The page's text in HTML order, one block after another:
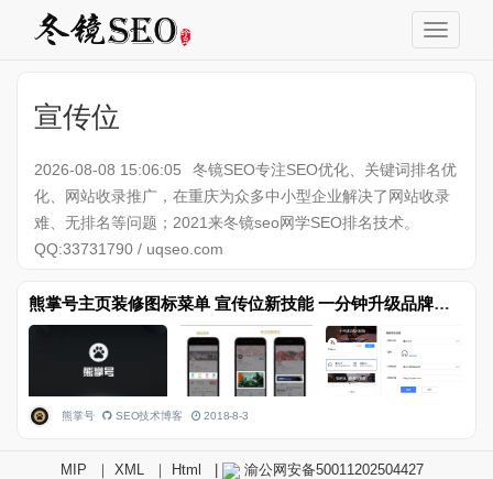
宣传位
2026-08-08 15:06:05
冬镜SEO专注SEO优化、关键词排名优
化、网站收录推广，在重庆为众多中小型企业解决了网站收录
难、无排名等问题；2021来冬镜seo网学SEO排名技术。
QQ:33731790 / uqseo.com
熊掌号主页装修图标菜单 宣传位新技能 一分钟升级品牌营销新装备
熊掌号 SEO技术博客 2018-8-3
MIP ｜ XML ｜ Html
渝公网安备50011202504427